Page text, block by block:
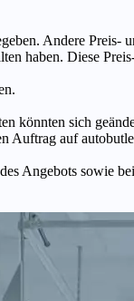
Andere
haben. Diese
könnten sich
auf
Angebots sowie